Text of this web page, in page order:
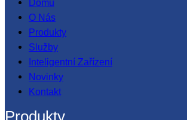
Domů
O Nás
Produkty
Služby
Inteligentní Zařízení
Novinky
Kontakt
Produkty